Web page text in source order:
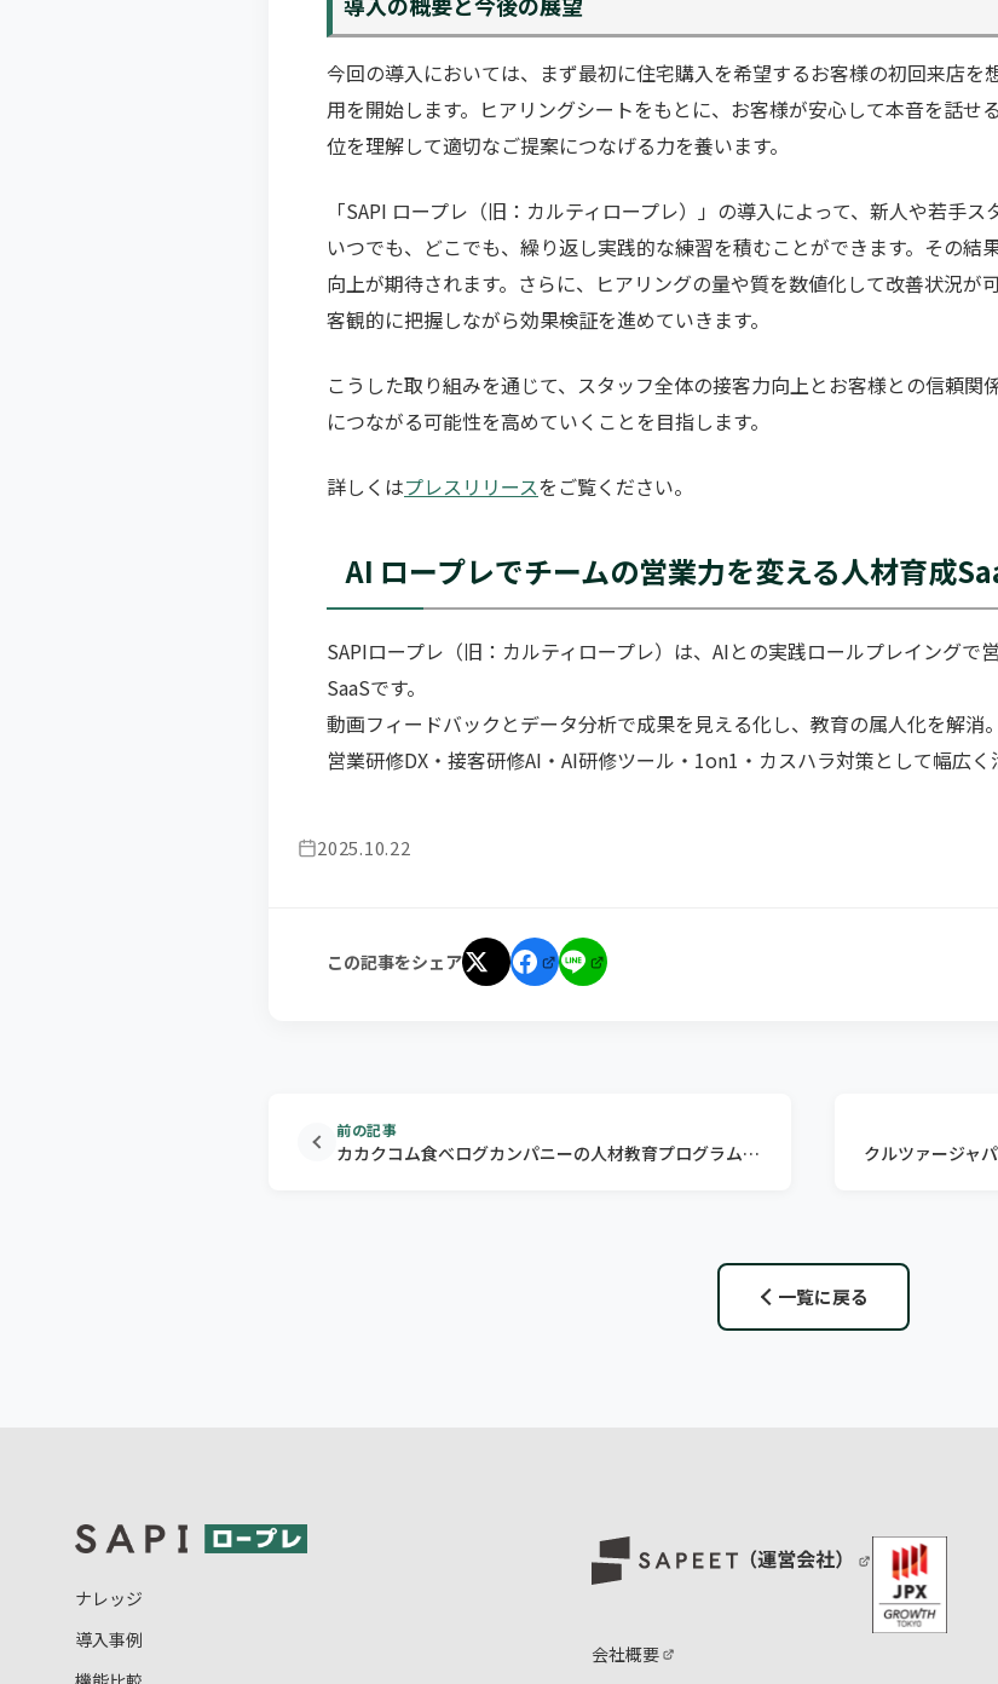
今回の導入においては、まず最初に住宅購入を希望するお客様の初回来店を
用を開始します。ヒアリングシートをもとに、お客様が安心して本音を話せ
位を理解して適切なご提案につなげる力を養います。
「SAPI ロープレ（旧：カルティロープレ）」の導入によって、新人や若手ス
いつでも、どこでも、繰り返し実践的な練習を積むことができます。その結
向上が期待されます。さらに、ヒアリングの量や質を数値化して改善状況が
客観的に把握しながら効果検証を進めていきます。
こうした取り組みを通じて、スタッフ全体の接客力向上とお客様との信頼関
につながる可能性を高めていくことを目指します。
詳しくはプレスリリースをご覧ください。
AI ロープレでチームの営業力を変える人材育成
SAPIロープレ（旧：カルティロープレ）は、AIとの実践ロールプレイングで
SaaSです。
動画フィードバックとデータ分析で成果を見える化し、教育の属人化を解消。
営業研修DX・接客研修AI・AI研修ツール・1on1・カスハラ対策として幅広く
2025.10.22
この記事をシェア
前の記事
カカクコム食べログカンパニーの人材教育プログラムとして導入
一覧に戻る
ナレッジ
導入事例
会社概要